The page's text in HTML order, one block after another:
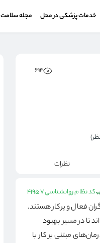
خدمات پزشکی در محل مجله سلامت
694
نظرات
کد نظام روانشناسی 41957
شماره 41957 یکی از درمانگران فعال و پرکار هستند.
تا در مسیر بهبود
مبتنی بر کار با